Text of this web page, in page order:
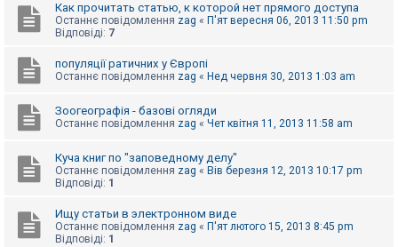
п
в
д
й
А
т
Как прочитать статью, к которой нет прямого доступа
Останнє повідомлення zag « П'ят вересня 06, 2013 11:50 pm
Відповіді: 7
популяції ратичних у Європі
Останнє повідомлення zag « Нед червня 30, 2013 1:03 am
Зоогеографія - базові огляди
Останнє повідомлення zag « Чет квітня 11, 2013 11:58 am
Куча книг по "заповедному делу"
Останнє повідомлення zag « Вів березня 12, 2013 10:17 pm
Відповіді: 1
Ищу статьи в электронном виде
Останнє повідомлення zag « П'ят лютого 15, 2013 8:45 pm
Відповіді: 1